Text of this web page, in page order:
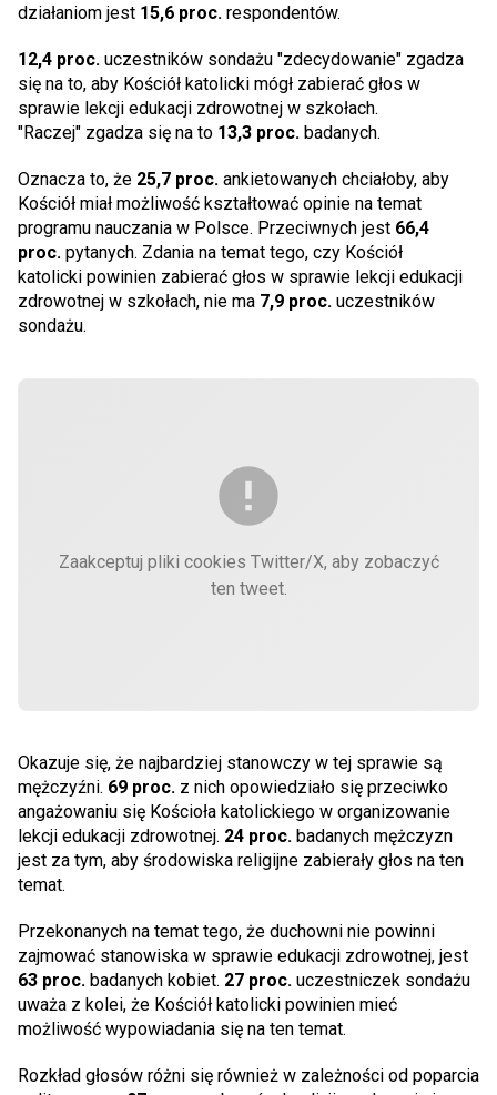
działaniom jest 15,6 proc. respondentów.
12,4 proc. uczestników sondażu "zdecydowanie" zgadza
się na to, aby Kościół katolicki mógł zabierać głos w
sprawie lekcji edukacji zdrowotnej w szkołach.
"Raczej" zgadza się na to 13,3 proc. badanych.
Oznacza to, że 25,7 proc. ankietowanych chciałoby, aby
Kościół miał możliwość kształtować opinie na temat
programu nauczania w Polsce. Przeciwnych jest 66,4
proc. pytanych. Zdania na temat tego, czy Kościół
katolicki powinien zabierać głos w sprawie lekcji edukacji
zdrowotnej w szkołach, nie ma 7,9 proc. uczestników
sondażu.
Zaakceptuj pliki cookies Twitter/X, aby zobaczyć
ten tweet.
Okazuje się, że najbardziej stanowczy w tej sprawie są
mężczyźni. 69 proc. z nich opowiedziało się przeciwko
angażowaniu się Kościoła katolickiego w organizowanie
lekcji edukacji zdrowotnej. 24 proc. badanych mężczyzn
jest za tym, aby środowiska religijne zabierały głos na ten
temat.
Przekonanych na temat tego, że duchowni nie powinni
zajmować stanowiska w sprawie edukacji zdrowotnej, jest
63 proc. badanych kobiet. 27 proc. uczestniczek sondażu
uważa z kolei, że Kościół katolicki powinien mieć
możliwość wypowiadania się na ten temat.
Rozkład głosów różni się również w zależności od poparcia